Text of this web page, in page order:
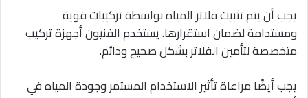
يجب أن يتم تثبيت فلاتر المياه بواسطة تركيبات قوية
ومستدامة لضمان استقرارها. يستخدم الفنيون أجهزة تركيب
متخصصة لتأمين الفلاتر بشكل صحيح ودائم.
يجب أيضًا مراعاة تأثير الاستخدام المستمر وجودة المياه في